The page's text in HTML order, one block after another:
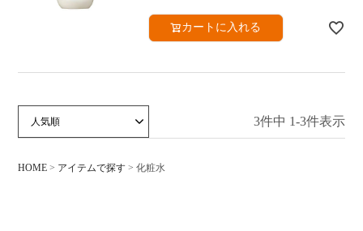
カートに入れる
価格が安い順
価格が高い順
新着順
人気順 3件中 1-3件表示
HOME アイテムで探す 化粧水